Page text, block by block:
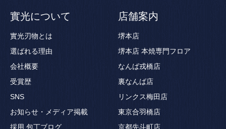
實光について
實光刃物とは
選ばれる理由
会社概要
受賞歴
SNS
お知らせ・メディア掲載
採用 包丁ブログ
店舗案内
堺本店
堺本店 本焼専門フロア
なんば戎橋店
裏なんば店
リンクス梅田店
東京合羽橋店
京都先斗町店